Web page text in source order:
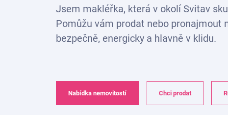
Jsem makléřka, která v okolí Svitav
Pomůžu vám prodat nebo pronajmout
bezpečně, energicky a hlavně v klidu.
Nabídka nemovitostí Chci prodat